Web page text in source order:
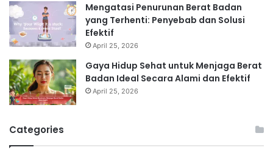
Mengatasi Penurunan Berat Badan
yang Terhenti: Penyebab dan Solusi
Efektif
April 25, 2026
Gaya Hidup Sehat untuk Menjaga Berat
Badan Ideal Secara Alami dan Efektif
April 25, 2026
Categories